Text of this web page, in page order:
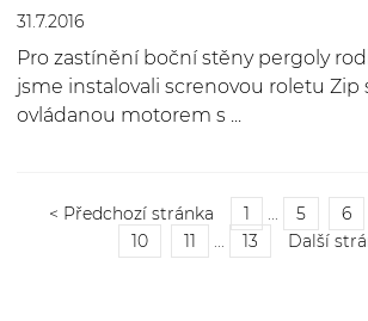
31.7.2016
Pro zastínění boční stěny pergoly
jsme instalovali screnovou roletu Zip
ovládanou motorem s ...
< Předchozí stránka 1 ... 5 6
10
11 ... 13 Další